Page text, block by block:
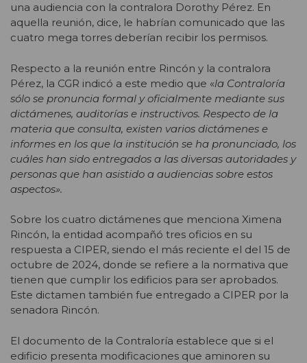
una audiencia con la contralora Dorothy Pérez. En
aquella reunión, dice, le habrían comunicado que las
cuatro mega torres deberían recibir los permisos.
Respecto a la reunión entre Rincón y la contralora
Pérez, la CGR indicó a este medio que «la Contraloría
sólo se pronuncia formal y oficialmente mediante sus
dictámenes, auditorías e instructivos. Respecto de la
materia que consulta, existen varios dictámenes e
informes en los que la institución se ha pronunciado, los
cuáles han sido entregados a las diversas autoridades y
personas que han asistido a audiencias sobre estos
aspectos».
Sobre los cuatro dictámenes que menciona Ximena
Rincón, la entidad acompañó tres oficios en su
respuesta a CIPER, siendo el más reciente el del 15 de
octubre de 2024, donde se refiere a la normativa que
tienen que cumplir los edificios para ser aprobados.
Este dictamen también fue entregado a CIPER por la
senadora Rincón.
El documento de la Contraloría establece que si el
edificio presenta modificaciones que aminoren su